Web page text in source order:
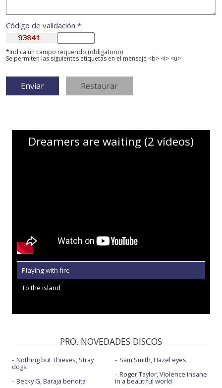
Código de validación *:
*Indica un campo requerido (obligatorio)
Se permiten las siguientes etiquetas en el mensaje <b> <i> <u>
Dreamers are waiting (2 vídeos)
Playing with fire
To the island
PRO. NOVEDADES DISCOS
Nothing but Thieves, Stray
dogs
Becky G, Baraja bendita
Sam Smith, Hazel eyes
Roger Taylor, Violence insane
in a beautiful world